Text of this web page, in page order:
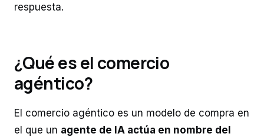
respuesta.
¿Qué es el comercio
agéntico?
El comercio agéntico es un modelo de compra en
el que un agente de IA actúa en nombre del